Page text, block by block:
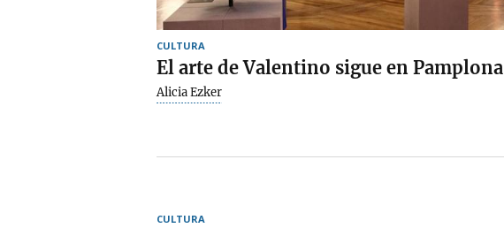
CULTURA
El arte de Valentino sigue en Pamplona
Alicia Ezker
CULTURA